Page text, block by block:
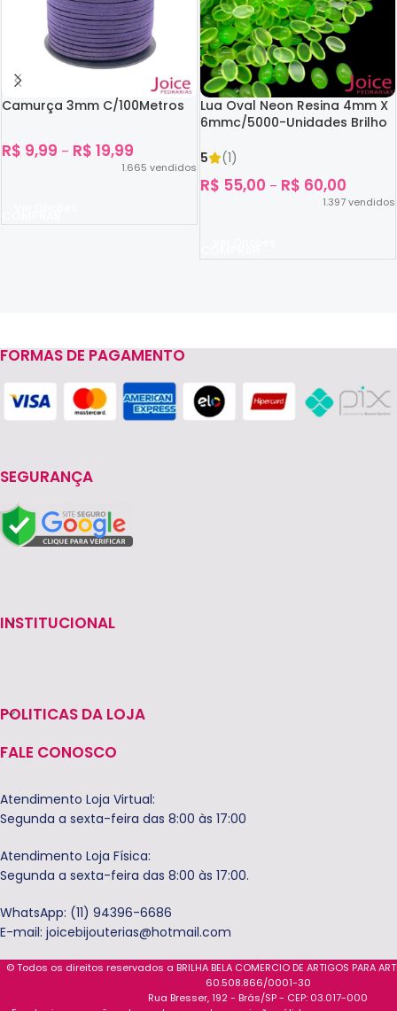
Camurça 3mm C/100Metros
R$ 9,99 – R$ 19,99
1.665 vendidos
Lua Oval Neon Resina 4mm X
6mmc/5000-Unidades Brilho
5
(1)
R$ 55,00 – R$ 60,00
1.397vendidos
Read more
FORMAS DE PAGAMENTO
SEGURANÇA
INSTITUCIONAL
POLITICAS DA LOJA
FALE CONOSCO
Atendimento Loja Virtual:
Segunda a sexta-feira das 8:00 às 17:00
Atendimento Loja Física:
Segunda a sexta-feira das 8:00 às 17:00.
WhatsApp: (11) 94396-6686
E-mail: joicebijouterias@hotmail.com
© Todos os direitos reservados a BRILHA BELA COMERCIO DE ARTIGOS PARA
60.508.866/0001-30
Rua Bresser, 192 - Brás/SP - CEP: 03.017-000